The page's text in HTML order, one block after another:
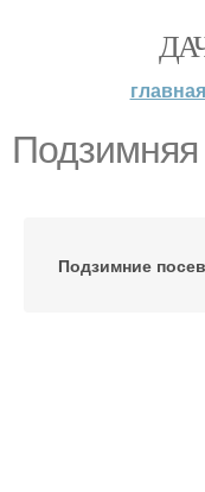
главная
Подзимняя
Подзимние